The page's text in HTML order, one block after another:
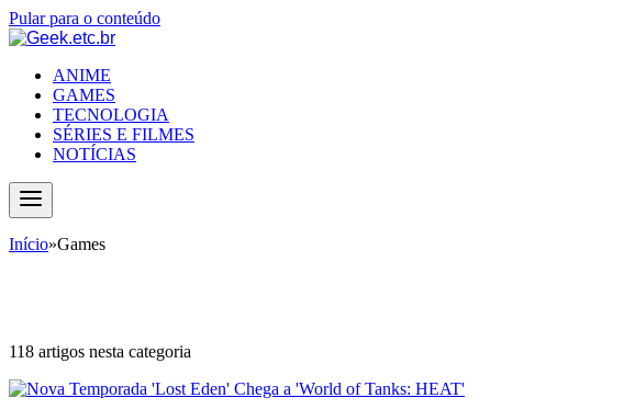
Pular para o conteúdo
ANIME
GAMES
TECNOLOGIA
SÉRIES E FILMES
NOTÍCIAS
Início»Games
118 artigos nesta categoria